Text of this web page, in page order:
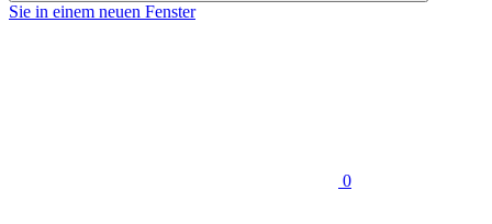
Sie in einem neuen Fenster
0